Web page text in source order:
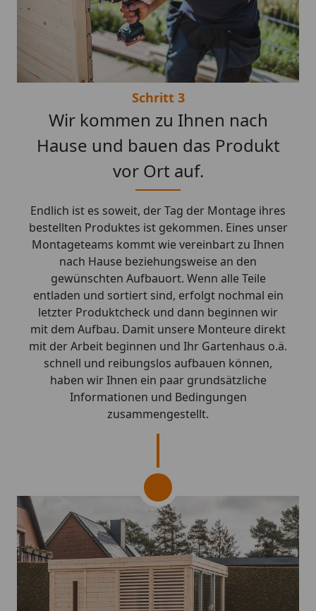
Schritt 3
Wir kommen zu Ihnen nach
Hause und bauen das Produkt
vor Ort auf.
Endlich ist es soweit, der Tag der Montage ihres
bestellten Produktes ist gekommen. Eines unser
Montageteams kommt wie vereinbart zu Ihnen
nach Hause beziehungsweise an den
gewünschten Aufbauort. Wenn alle Teile
entladen und sortiert sind, erfolgt nochmal ein
letzter Produktcheck und dann beginnen wir
mit dem Aufbau. Damit unsere Monteure direkt
mit der Arbeit beginnen und Ihr Gartenhaus o.ä.
schnell und reibungslos aufbauen können,
haben wir Ihnen ein paar grundsätzliche
Informationen und Bedingungen
zusammengestellt.